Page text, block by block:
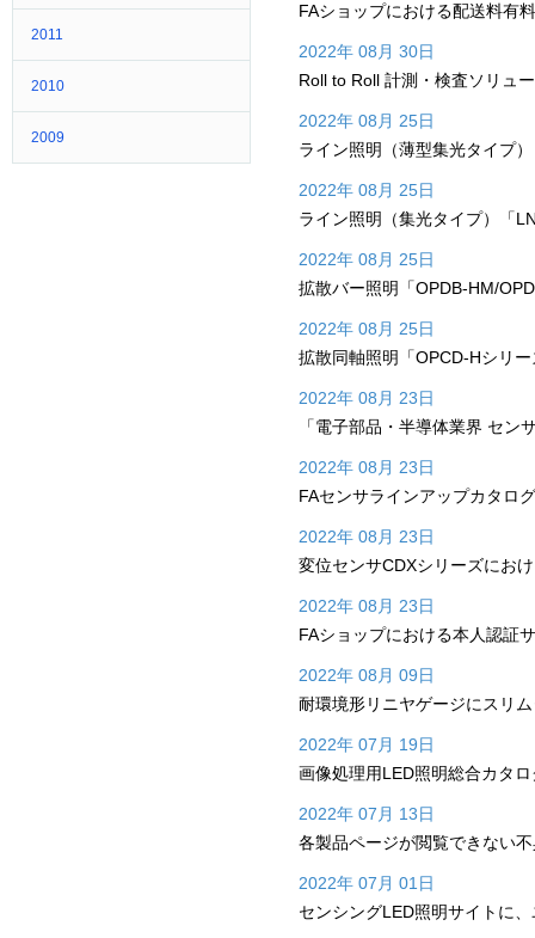
2011
2010
2009
FAショップにおける配送料有
2022年 08月 30日
Roll to Roll 計測・検査ソリュ
2022年 08月 25日
ライン照明（薄型集光タイプ
2022年 08月 25日
ライン照明（集光タイプ）「
2022年 08月 25日
拡散バー照明「OPDB-HM/
2022年 08月 25日
拡散同軸照明「OPCD-Hシリ
2022年 08月 23日
「電子部品・半導体業界 セン
2022年 08月 23日
FAセンサラインアップカタロ
2022年 08月 23日
変位センサCDXシリーズにお
2022年 08月 23日
FAショップにおける本人認証
2022年 08月 09日
耐環境形リニヤゲージにスリ
2022年 07月 19日
画像処理用LED照明総合カタ
2022年 07月 13日
各製品ページが閲覧できない
2022年 07月 01日
センシングLED照明サイトに